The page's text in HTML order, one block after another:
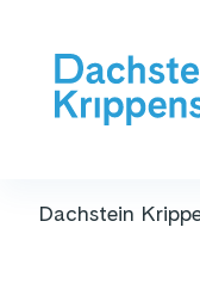
Dachstein